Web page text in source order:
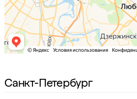
Санкт-Петербург